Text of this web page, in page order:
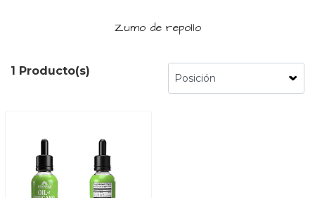
Zumo de repollo
1 Producto(s)